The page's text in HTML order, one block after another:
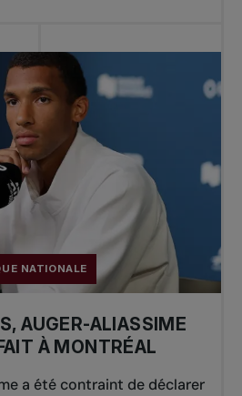
NATIONALE
AUGER-ALIASSIME
À MONTRÉAL
a été contraint de déclarer